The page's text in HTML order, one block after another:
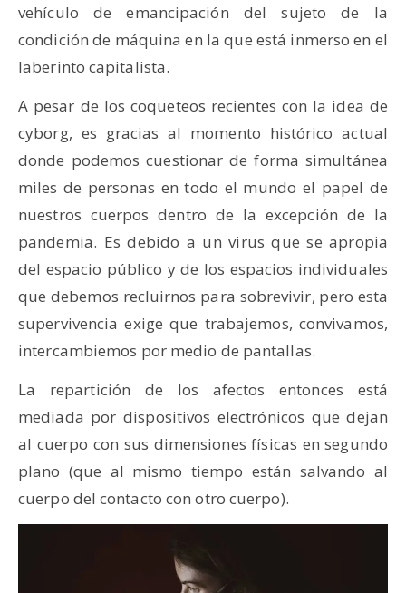
vehículo de emancipación del sujeto de la
condición de máquina en la que está inmerso en el
laberinto capitalista.
A pesar de los coqueteos recientes con la idea de
cyborg, es gracias al momento histórico actual
donde podemos cuestionar de forma simultánea
miles de personas en todo el mundo el papel de
nuestros cuerpos dentro de la excepción de la
pandemia. Es debido a un virus que se apropia
del espacio público y de los espacios individuales
que debemos recluirnos para sobrevivir, pero esta
supervivencia exige que trabajemos, convivamos,
intercambiemos por medio de pantallas.
La repartición de los afectos entonces está
mediada por dispositivos electrónicos que dejan
al cuerpo con sus dimensiones físicas en segundo
plano (que al mismo tiempo están salvando al
cuerpo del contacto con otro cuerpo).